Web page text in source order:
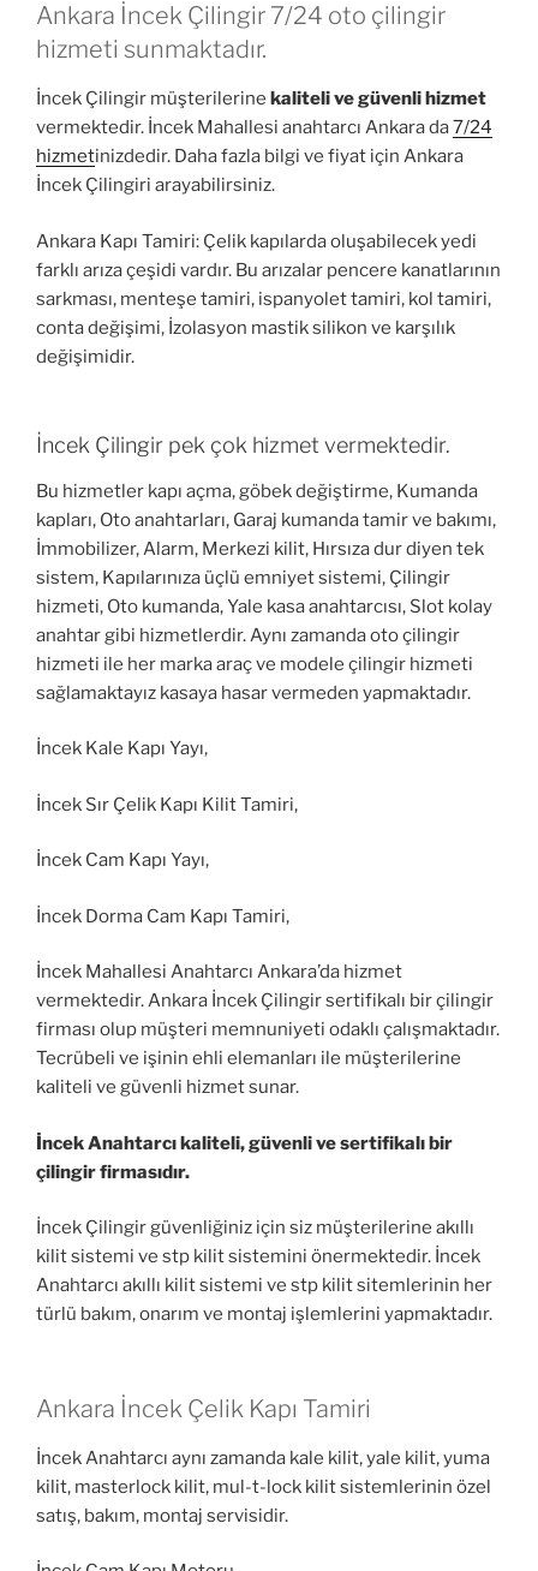
Ankara İncek Çilingir 7/24 oto çilingir
hizmeti sunmaktadır.
İncek Çilingir müşterilerine kaliteli ve güvenli hizmet
vermektedir. İncek Mahallesi anahtarcı Ankara da7/24
hizmetinizdedir. Daha fazla bilgi ve fiyat için Ankara
İncek Çilingiri arayabilirsiniz.
Ankara Kapı Tamiri: Çelik kapılarda oluşabilecek yedi
farklı arıza çeşidi vardır. Bu arızalar pencere kanatlarının
sarkması, menteşe tamiri, ispanyolet tamiri, kol tamiri,
conta değişimi, İzolasyon mastik silikon ve karşılık
değişimidir.
İncek Çilingir pek çok hizmet vermektedir.
Bu hizmetler kapı açma, göbek değiştirme, Kumanda
kapları, Oto anahtarları, Garaj kumanda tamir ve bakımı,
İmmobilizer, Alarm, Merkezi kilit, Hırsıza dur diyen tek
sistem, Kapılarınıza üçlü emniyet sistemi, Çilingir
hizmeti, Oto kumanda, Yale kasa anahtarcısı, Slot kolay
anahtar gibi hizmetlerdir. Aynı zamanda oto çilingir
hizmeti ile her marka araç ve modele çilingir hizmeti
sağlamaktayız kasaya hasar vermeden yapmaktadır.
İncek Kale Kapı Yayı,
İncek Sır Çelik Kapı Kilit Tamiri,
İncek Cam Kapı Yayı,
İncek Dorma Cam Kapı Tamiri,
İncek Mahallesi Anahtarcı Ankara’da hizmet
vermektedir. Ankara İncek Çilingir sertifikalı bir çilingir
firması olup müşteri memnuniyeti odaklı çalışmaktadır.
Tecrübeli ve işinin ehli elemanları ile müşterilerine
kaliteli ve güvenli hizmet sunar.
İncek Anahtarcı kaliteli, güvenli ve sertifikalı bir
çilingir firmasıdır.
İncek Çilingir güvenliğiniz için siz müşterilerine akıllı
kilit sistemi ve stp kilit sistemini önermektedir. İncek
Anahtarcı akıllı kilit sistemi ve stp kilit sitemlerinin her
türlü bakım, onarım ve montaj işlemlerini yapmaktadır.
Ankara İncek Çelik Kapı Tamiri
İncek Anahtarcı aynı zamanda kale kilit, yale kilit, yuma
kilit, masterlock kilit, mul-t-lock kilit sistemlerinin özel
satış, bakım, montaj servisidir.